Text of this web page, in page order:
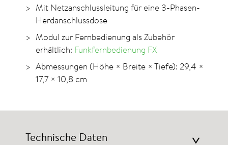
Mit Netzanschlussleitung für eine 3-Phasen-
Herd­anschlussdose
Modul zur Fernbedienung als Zubehör
erhältlich: Funkfernbedienung FX
Abmessungen (Höhe × Breite × Tiefe): 29,4 ×
17,7 × 10,8 cm
Technische Daten >